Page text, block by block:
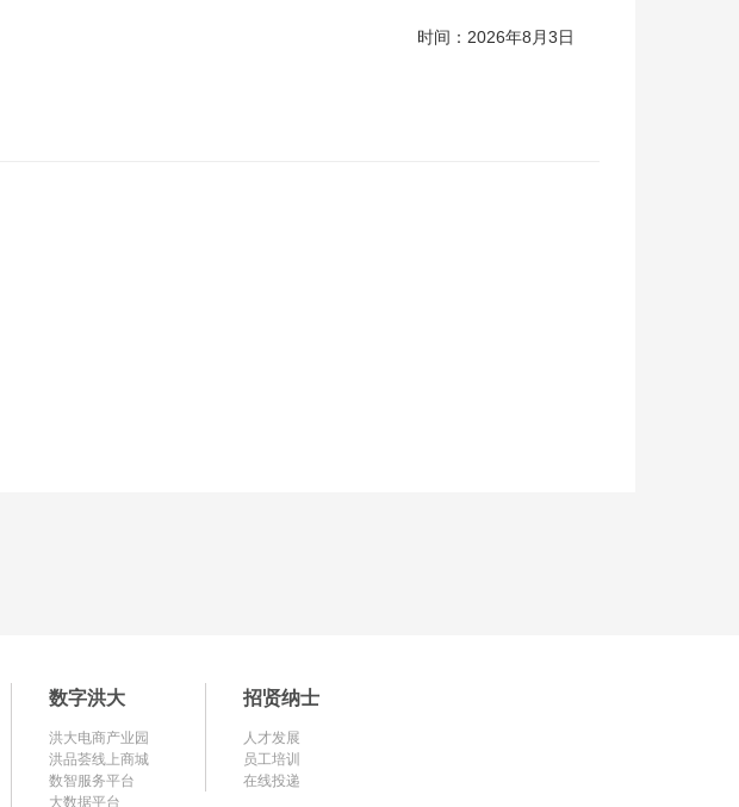
时间：2026年8月3日
数字洪大
洪大电商产业园
洪品荟线上商城
数智服务平台
大数据平台
招贤纳士
人才发展
员工培训
在线投递